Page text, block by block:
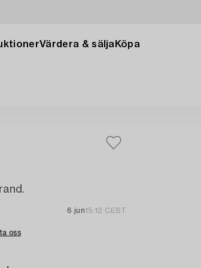
Värdera & sälja Köpa
6 jun15:12 CEST
oss